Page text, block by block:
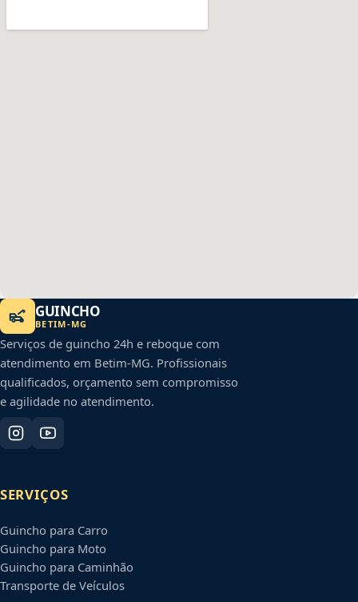
GUINCHO
BETIM-MG
Serviços de guincho 24h e reboque com
atendimento em Betim-MG. Profissionais
qualificados, orçamento sem compromisso
e agilidade no atendimento.
SERVIÇOS
Guincho para Carro
Guincho para Moto
Guincho para Caminhão
Transporte de Veículos